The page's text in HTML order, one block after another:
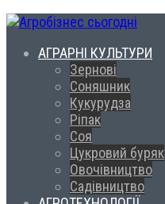
АГРАРНІ КУЛЬТУРИ
Зернові
Соняшник
Кукурудза
Ріпак
Соя
Цукровий буряк
Овочівництво
Садівництво